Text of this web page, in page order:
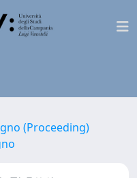
(Proceeding)